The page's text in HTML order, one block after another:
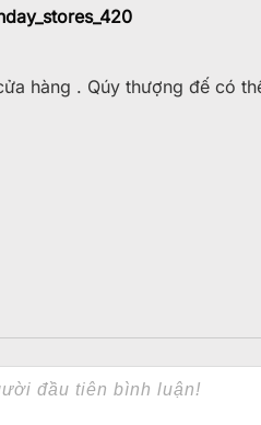
hàng . Qúy thượng đế có